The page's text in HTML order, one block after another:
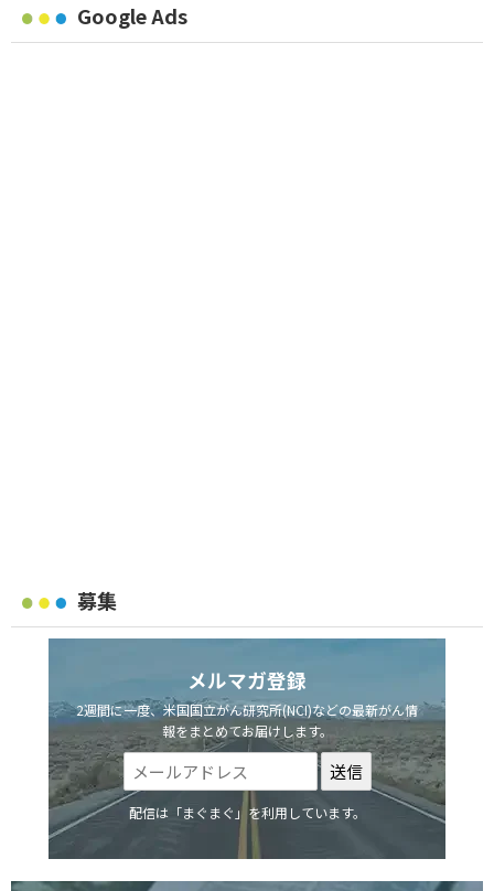
Google Ads
募集
メルマガ登録
2週間に一度、米国国立がん研究所(NCI)などの最新がん情
報をまとめてお届けします。
配信は「まぐまぐ」を利用しています。